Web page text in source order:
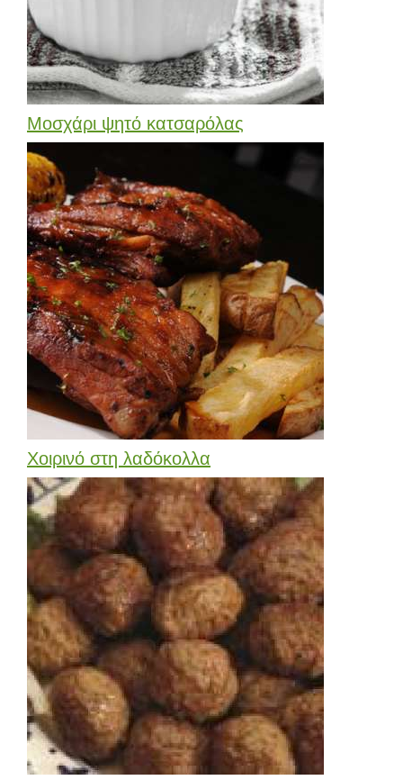
Μοσχάρι ψητό κατσαρόλας
Χοιρινό στη λαδόκολλα